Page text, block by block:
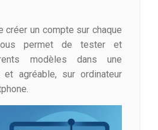
créer un compte sur chaque
permet de tester et
modèles dans une
agréable, sur ordinateur